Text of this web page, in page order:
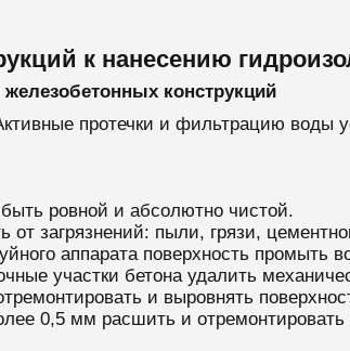
к нанесению
конструкций
протечки и фильтрацию воды
ровной и абсолютно чистой.
от загрязнений: пыли, грязи,
аппарата поверхность промыть
участки бетона удалить
и выровнять
0,5 мм расшить и